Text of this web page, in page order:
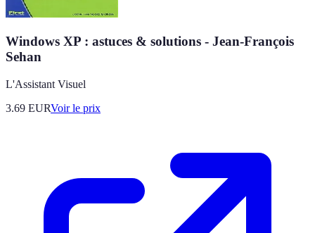
Windows XP : astuces & solutions - Jean-François
Sehan
L'Assistant Visuel
3.69 EURVoir le prix